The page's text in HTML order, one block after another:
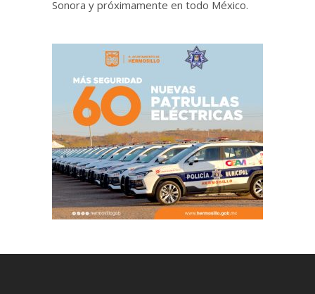
Sonora y próximamente en todo México.